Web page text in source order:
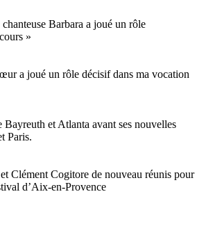
Barbara a joué un rôle
»
a joué un rôle décisif dans ma vocation
et Atlanta avant ses nouvelles
Paris.
Clément Cogitore de nouveau réunis pour
d’Aix-en-Provence